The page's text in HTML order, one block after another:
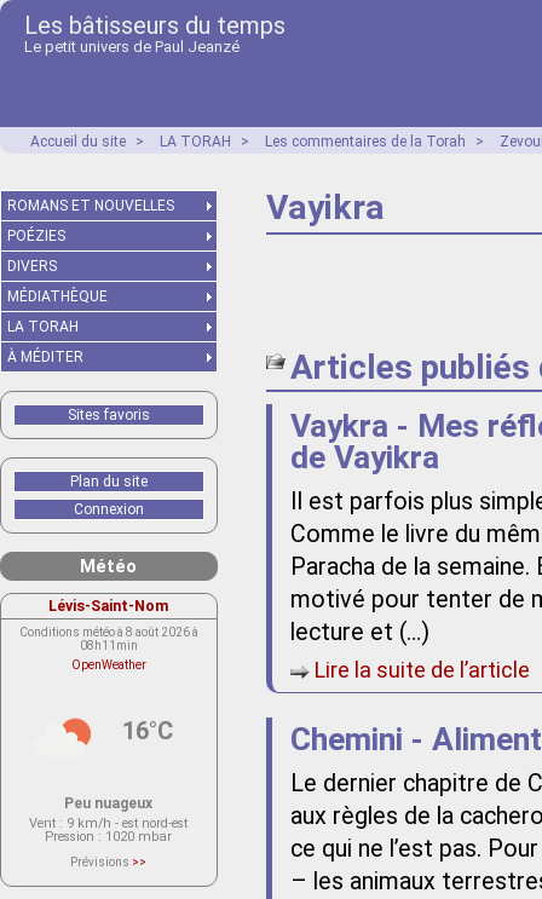
Les bâtisseurs du temps
Le petit univers de Paul Jeanzé
Accueil du site > LA TORAH > Les commentaires de la Torah >
Vayikra
Articles publiés
Vaykra - Mes
de Vayikra
Il est parfois plus
Comme le livre du
Paracha de la
motivé pour tenter de
lecture et (…)
Lire la suite de l’article
Chemini -
Le dernier chapitre de
aux règles de la
ce qui ne l’est pas.
– les animaux
ROMANS ET NOUVELLES
POÉZIES
DIVERS
MÉDIATHÈQUE
LA TORAH
À MÉDITER
Sites favoris
Plan du site
Connexion
Météo
Lévis-Saint-Nom
Conditions météo à 8 août 2026 à
08h11min
OpenWeather
16°C
Peu nuageux
Vent : 9 km/h - est nord-est
Pression : 1020 mbar
Prévisions >>
actuellement aucune prévision